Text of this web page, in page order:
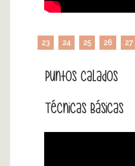
23 24 25 26 27
Puntos Calados
Técnicas Básicas